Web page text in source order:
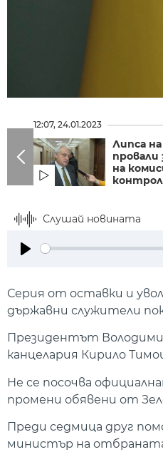
12:07, 24.01.2023
Липса
провали
на
Слушай новината
Серия от оставки и
държавни служители
Президентът
канцелария Кирило
Не се посочва
промени обявени от
Преди седмица друг
министър на